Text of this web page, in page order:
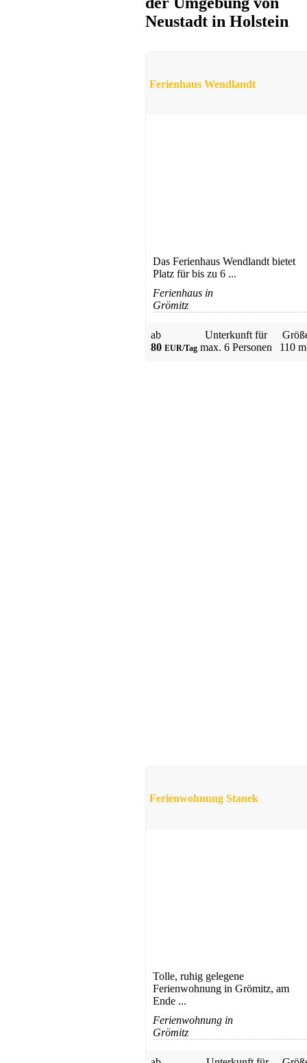
Ferienhaus
Kellenhusen
ab 73 EUR/Tag
Neustadt in Holstein
Ferienhaus Wendlandt
Das Ferienhaus Wendlandt bietet
Platz für bis zu 6 ...
Ferienhaus in
Grömitz
ab
80 EUR/Tag
Unterkunft für
max.6 Personen
110
Ferienwohnung Stanek
Tolle, ruhig gelegene
Ferienwohnung in Grömitz, am
Ende ...
Ferienwohnung in
Grömitz